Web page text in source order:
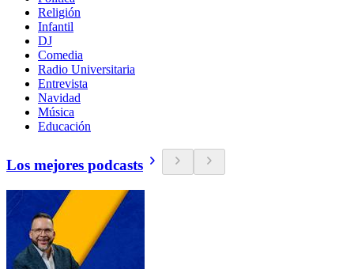
Religión
Infantil
DJ
Comedia
Radio Universitaria
Entrevista
Navidad
Música
Educación
Los mejores podcasts